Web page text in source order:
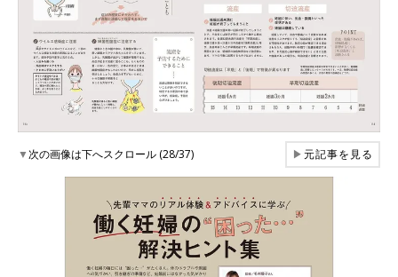
▼次の画像は下へスクロール (28/37) ▶元記事を見る